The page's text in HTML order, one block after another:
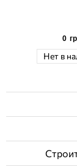
0
Нет в